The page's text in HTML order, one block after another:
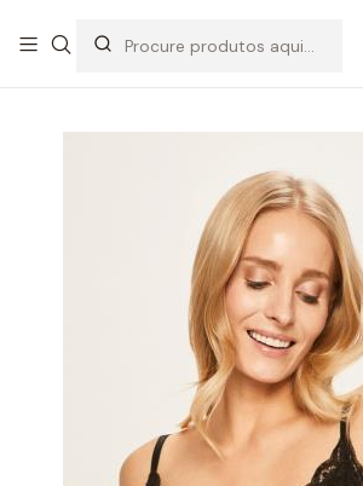
OFERTA DE PORTES DE ENVIO em compras
80€ de artigos sem promoção